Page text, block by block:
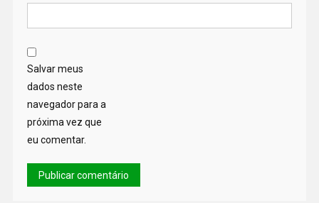
Salvar meus
dados neste
navegador para a
próxima vez que
eu comentar.